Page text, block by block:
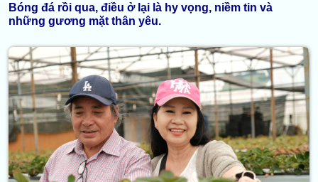
Bóng đá rồi qua, điều ở lại là hy vọng, niềm tin và
những gương mặt thân yêu.